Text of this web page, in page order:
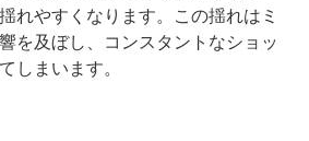
れやすくなります。この揺れはミ
を及ぼし、コンスタントなショッ
しまいます。